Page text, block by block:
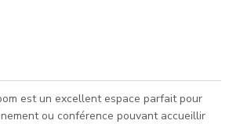
est un excellent espace parfait pour
ou conférence pouvant accueillir